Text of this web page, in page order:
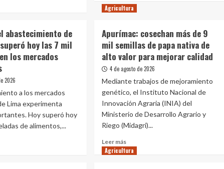
sobre
lluvia
afectó
la
cosecha
actual
de
café
abastecimiento de
hoy las 7 mil
los mercados
2026
a los mercados
Lima experimenta
Hoy superó hoy
de alimentos,...
Agricultura
Apurímac: cosechan más de 9
mil semillas de papa nativa de
alto valor para mejorar calidad
4 de agosto de 2026
Mediante trabajos de mejoramiento
genético, el Instituto Nacional de
Innovación Agraria (INIA) del
Ministerio de Desarrollo Agrario y
Riego (Midagri)...
Leer más
más
Agricultura